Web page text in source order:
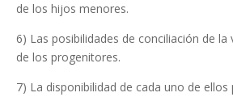
de los hijos menores.
6) Las posibilidades de conciliación de la
de los progenitores.
7) La disponibilidad de cada uno de